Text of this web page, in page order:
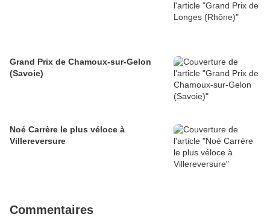
Grand Prix de Chamoux-sur-Gelon
(Savoie)
Noé Carrère le plus véloce à
Villereversure
Commentaires